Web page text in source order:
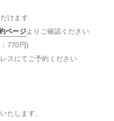
けます
ページよりご確認ください
770円)
スにてご予約ください
たします。